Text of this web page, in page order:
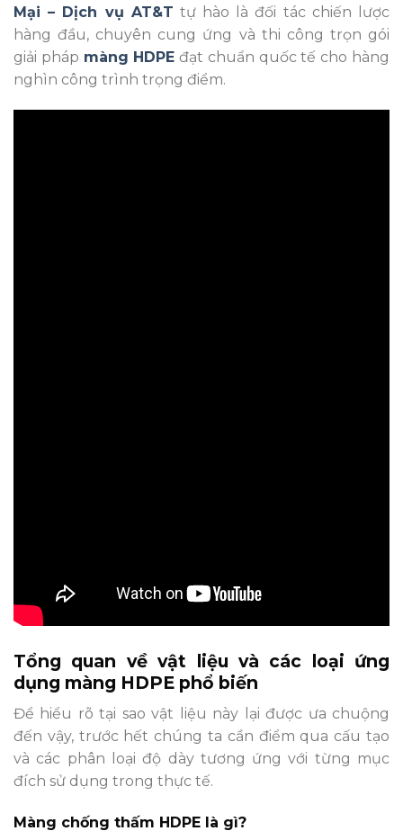
Mại – Dịch vụ AT&T tự hào là đối tác chiến lược
hàng đầu, chuyên cung ứng và thi công trọn gói
giải pháp màng HDPE đạt chuẩn quốc tế cho hàng
nghìn công trình trọng điểm.
Tổng quan về vật liệu và các loại ứng
dụng màng HDPE phổ biến
Để hiểu rõ tại sao vật liệu này lại được ưa chuộng
đến vậy, trước hết chúng ta cần điểm qua cấu tạo
và các phân loại độ dày tương ứng với từng mục
đích sử dụng trong thực tế.
Màng chống thấm HDPE là gì?